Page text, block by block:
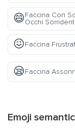
😄Faccina Con
Occhi Sorridenti
😖Faccina
😪Faccina
Emoji